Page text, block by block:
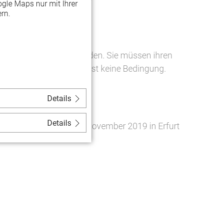
vorgeschlagen werden. Sie müssen ihren
Thüringen ist keine Bedingung.
findet am 21. November 2019 in Erfurt
Maps nur mit Ihrer
Details
Details